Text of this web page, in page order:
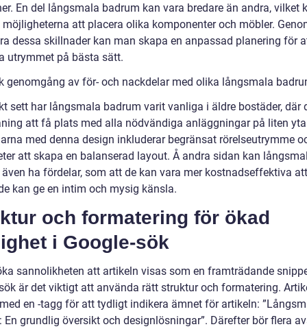
En del långsmala badrum kan vara bredare än andra, vilket
möjligheterna att placera olika komponenter och möbler.
dessa skillnader kan man skapa en anpassad planering för
utrymmet på bästa sätt.
genomgång av för- och nackdelar med olika långsmala
sett har långsmala badrum varit vanliga i äldre bostäder, där
att få plats med alla nödvändiga anläggningar på liten
med denna design inkluderar begränsat rörelseutrymme
att skapa en balanserad layout. Å andra sidan kan
ha fördelar, som att de kan vara mer kostnadseffektiva
kan ge en intim och mysig känsla.
och formatering för ökad
i Google-sök
sannolikheten att artikeln visas som en framträdande
är det viktigt att använda rätt struktur och formatering.
en -tagg för att tydligt indikera ämnet för artikeln:
En grundlig översikt och designlösningar”. Därefter bör flera